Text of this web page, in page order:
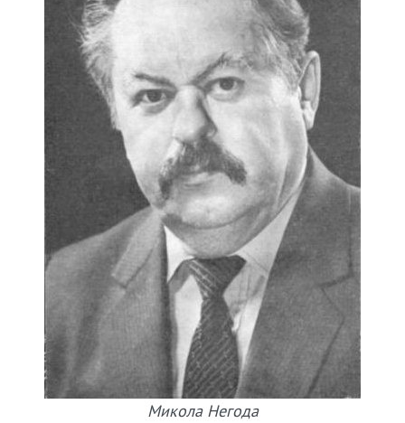
Микола Негода